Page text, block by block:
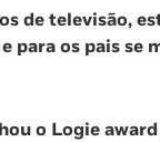
de televisão,
para os pais
o Logie